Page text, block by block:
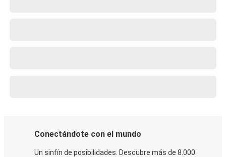
Conectándote con el mundo
Un sinfín de posibilidades. Descubre más de 8.000